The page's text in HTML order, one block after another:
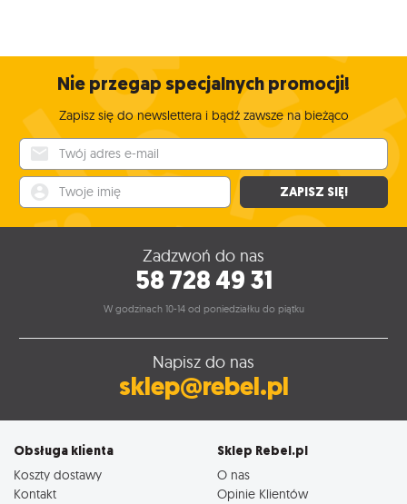
Nie przegap specjalnych promocji!
Zapisz się do newslettera i bądź zawsze na bieżąco
ZAPISZ SIĘ!
Zadzwoń do nas
58 728 49 31
W godzinach 10-14 od poniedziałku do piątku
Napisz do nas
sklep@rebel.pl
Obsługa klienta
Koszty dostawy
Kontakt
Sklep Rebel.pl
O nas
Opinie Klientów